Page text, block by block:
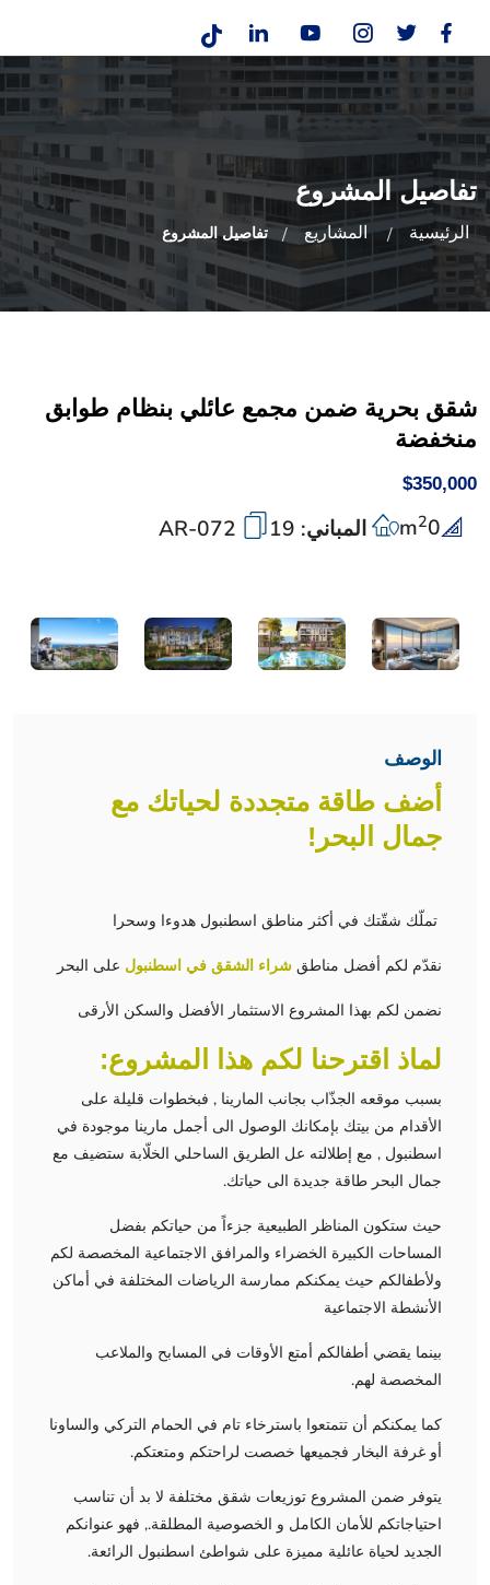
تفاصيل المشروع
الرئيسية المشاريع تفاصيل المشروع
شقق بحرية ضمن مجمع عائلي بنظام طوابق
منخفضة
$350,000
0
m2 المباني: 19
الوصف
أضف طاقة متجددة لحياتك مع
جمال البحر!
تملّك شقّتك في أكثر مناطق اسطنبول هدوءا وسحرا
نقدّم لكم أفضل مناطق شراء الشقق في اسطنبول على البحر
نضمن لكم بهذا المشروع الاستثمار الأفضل والسكن الأرقى
لماذ اقترحنا لكم هذا المشروع:
بسبب موقعه الجذّاب بجانب المارينا , فبخطوات قليلة على
الأقدام من بيتك بإمكانك الوصول الى أجمل مارينا موجودة في
اسطنبول , مع إطلالته عل الطريق الساحلي الخلّابة ستضيف مع
جمال البحر طاقة جديدة الى حياتك.
حيث ستكون المناظر الطبيعية جزءاً من حياتكم بفضل
المساحات الكبيرة الخضراء والمرافق الاجتماعية المخصصة لكم
ولأطفالكم حيث يمكنكم ممارسة الرياضات المختلفة في أماكن
الأنشطة الاجتماعية
بينما يقضي أطفالكم أمتع الأوقات في المسابح والملاعب
المخصصة لهم.
كما يمكنكم أن تتمتعوا باسترخاء تام في الحمام التركي والساونا
أو غرفة البخار فجميعها خصصت لراحتكم ومتعتكم.
يتوفر ضمن المشروع توزيعات شقق مختلفة لا بد أن تناسب
احتياجاتكم للأمان الكامل و الخصوصية المطلقة., فهو عنوانكم
الجديد لحياة عائلية مميزة على شواطئ اسطنبول الرائعة.